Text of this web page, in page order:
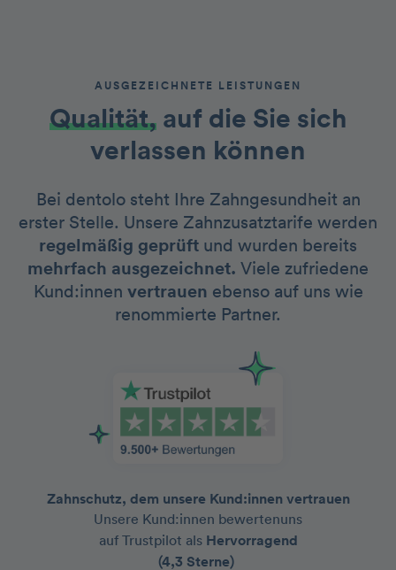
AUSGEZEICHNETE LEISTUNGEN
Qualität,auf die Sie sich
verlassen können
Bei dentolo steht Ihre Zahngesundheit an
erster Stelle. Unsere Zahnzusatztarife werden
regelmäßig geprüft und wurden bereits
mehrfach ausgezeichnet. Viele zufriedene
Kund:innen vertrauen ebenso auf uns wie
renommierte Partner.
Zahnschutz, dem unsere Kund:innen vertrauen
Unsere Kund:innen bewertenuns
auf Trustpilot als Hervorragend
(4,3 Sterne)